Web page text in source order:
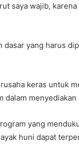
saya wajib,
yang harus
keras untuk
menyediakan
yang
huni dapat